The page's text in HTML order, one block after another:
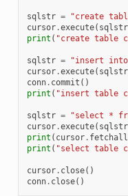
sqlstr =
"create
cursor.execute( sqlstr
print ( "create table
sqlstr = "insert into
cursor.execute( sqlstr
conn. commit ()
print ( "insert table
sqlstr = "select *
cursor.execute( sqlstr
print ( cursor. fetchall
print ( "select table
cursor. close()
conn. close()